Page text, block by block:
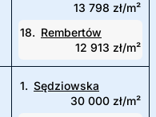
13 798 zł/m²
18. Rembertów
12 913 zł/m²
1. Sędziowska
30 000 zł/m²